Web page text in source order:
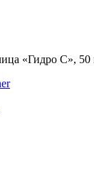
«Гидро С», 50